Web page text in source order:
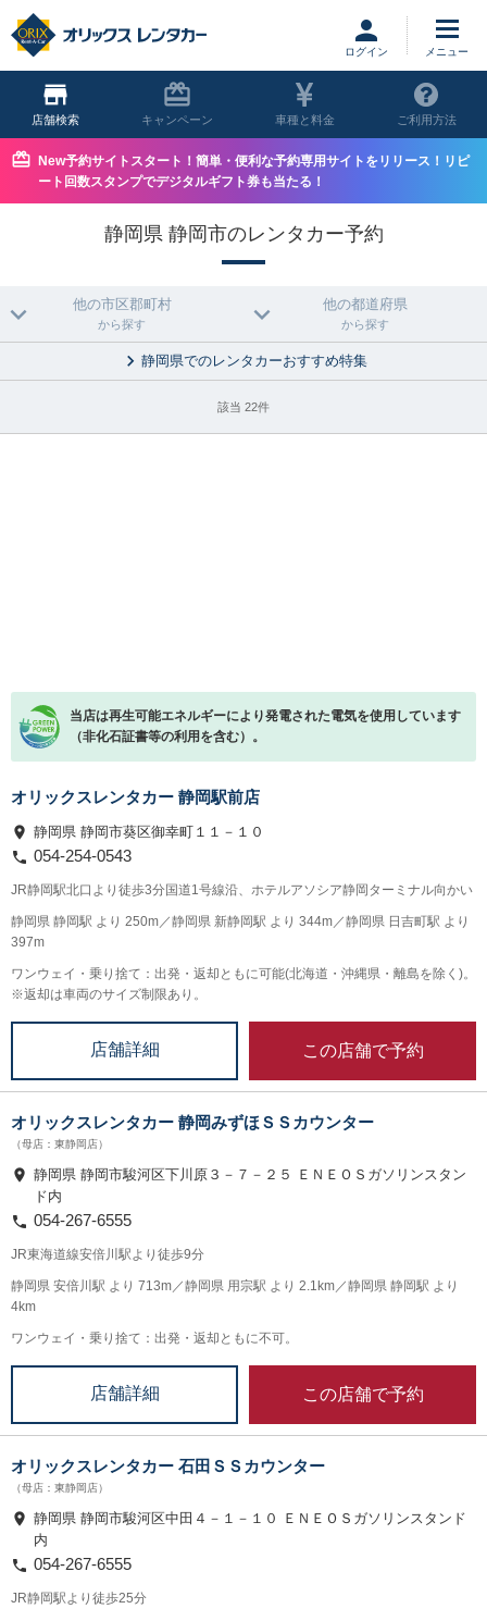
ログイン
店舗 キャンペーン 車種と料金 ご利用方法
New予約サイトスタート！簡単・便利な予約専用サイトをリリース！リピ
ート回数スタンプでデジタルギフト券も当たる！
静岡県 静岡市のレンタカー予約
他の市区郡町村
から探す
他の都道府県
から探す
静岡県でのレンタカーおすすめ特集
該当 22件
当店は再生可能エネルギーにより発電された電気を使用しています
（非化石証書等の利用を含む）。
オリックスレンタカー 静岡駅前店
静岡県 静岡市葵区御幸町１１－１０
054-254-0543
JR静岡駅北口より徒歩3分国道1号線沿、ホテルアソシア静岡ターミナル向かい
静岡県 静岡駅 より 250m／静岡県 新静岡駅 より 344m／静岡県 日吉町駅 より
397m
ワンウェイ・乗り捨て：出発・返却ともに可能(北海道・沖縄県・離島を除く)。
※返却は車両のサイズ制限あり。
店舗詳細 この店舗で予約
オリックスレンタカー 静岡みずほＳＳカウンター
（母店：東静岡店）
静岡県 静岡市駿河区下川原３－７－２５ ＥＮＥＯＳガソリンスタン
ド内
054-267-6555
JR東海道線安倍川駅より徒歩9分
静岡県 安倍川駅 より 713m／静岡県 用宗駅 より 2.1km／静岡県 静岡駅 より
4km
ワンウェイ・乗り捨て：出発・返却ともに不可。
店舗詳細 この店舗で予約
オリックスレンタカー 石田ＳＳカウンター
（母店：東静岡店）
静岡県 静岡市駿河区中田４－１－１０ ＥＮＥＯＳガソリンスタンド
内
054-267-6555
JR静岡駅より徒歩25分